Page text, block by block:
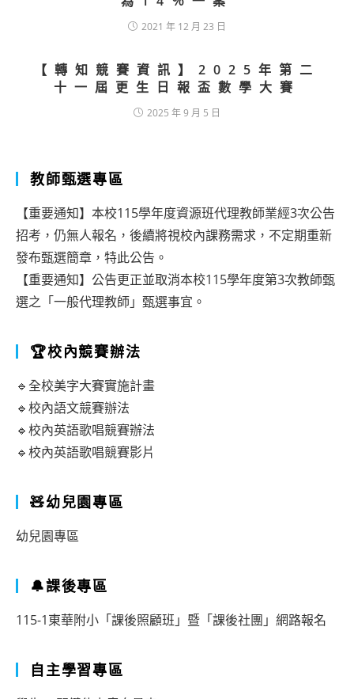
2021 年 12 月 23 日
【轉知競賽資訊】2025年第二
十一屆更生日報盃數學大賽
2025 年 9 月 5 日
教師甄選專區
【重要通知】本校115學年度資源班代理教師業經3次公告
招考，仍無人報名，後續將視校內課務需求，不定期重新
發布甄選簡章，特此公告。
【重要通知】公告更正並取消本校115學年度第3次教師甄
選之「一般代理教師」甄選事宜。
🏆校內競賽辦法
🔹全校美字大賽實施計畫
🔹校內語文競賽辦法
🔹校內英語歌唱競賽辦法
🔹校內英語歌唱競賽影片
🧸幼兒園專區
幼兒園專區
🔔課後專區
115-1東華附小「課後照顧班」暨「課後社團」網路報名
自主學習專區